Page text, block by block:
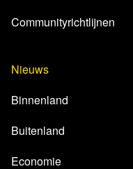
Communityrichtlijnen
Nieuws
Binnenland
Buitenland
Economie